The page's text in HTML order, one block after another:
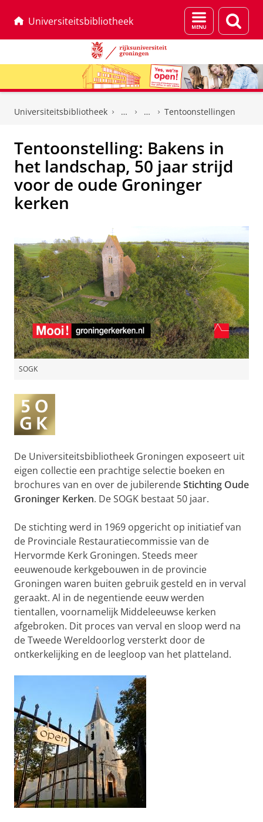
Universiteitsbibliotheek
Menu
en
Universiteitsbibliotheek Tentoonstellingen
Tentoonstelling: Bakens in
het landschap, 50 jaar strijd
voor de oude Groninger
kerken
SOGK
De Universiteitsbibliotheek Groningen exposeert uit
eigen collectie een prachtige selectie boeken en
brochures van en over de jubilerendeStichting Oude
Groninger Kerken. De SOGK bestaat 50 jaar.
De stichting werd in 1969 opgericht op initiatief van
de Provinciale Restauratiecommissie van de
Hervormde Kerk Groningen. Steeds meer
eeuwenoude kerkgebouwen in de provincie
Groningen waren buiten gebruik gesteld en in verval
geraakt. Al in de negentiende eeuw werden
tientallen, voornamelijk Middeleeuwse kerken
afgebroken. Dit proces van verval en sloop werd na
de Tweede Wereldoorlog versterkt door de
ontkerkelijking en de leegloop van het platteland.